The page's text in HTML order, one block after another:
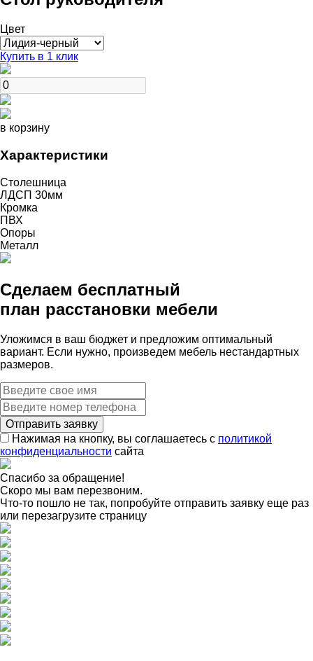
Цвет
Купить в 1 клик
в корзину
Характеристики
Столешница
ЛДСП 30мм
Кромка
ПВХ
Опоры
Металл
Сделаем бесплатный
план расстановки мебели
Уложимся в ваш бюджет и предложим оптимальный
вариант. Если нужно, произведем мебель нестандартных
размеров.
Нажимая на кнопку, вы соглашаетесь с политикой
конфиденциальности сайта
Спасибо за обращение!
Скоро мы вам перезвоним.
Что-то пошло не так, попробуйте отправить заявку еще раз
или перезагрузите страницу